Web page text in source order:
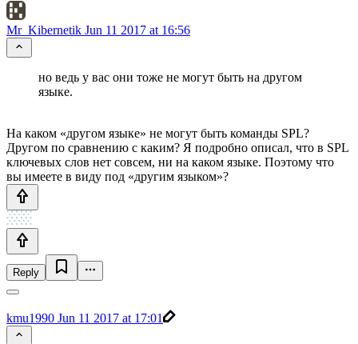
Mr_Kibernetik Jun 11 2017 at 16:56
но ведь у вас они тоже не могут быть на другом
языке.
На каком «другом языке» не могут быть команды SPL?
Другом по сравнению с каким? Я подробно описал, что в SPL
ключевых слов нет совсем, ни на каком языке. Поэтому что
вы имеете в виду под «другим языком»?
Reply
kmu1990 Jun 11 2017 at 17:01